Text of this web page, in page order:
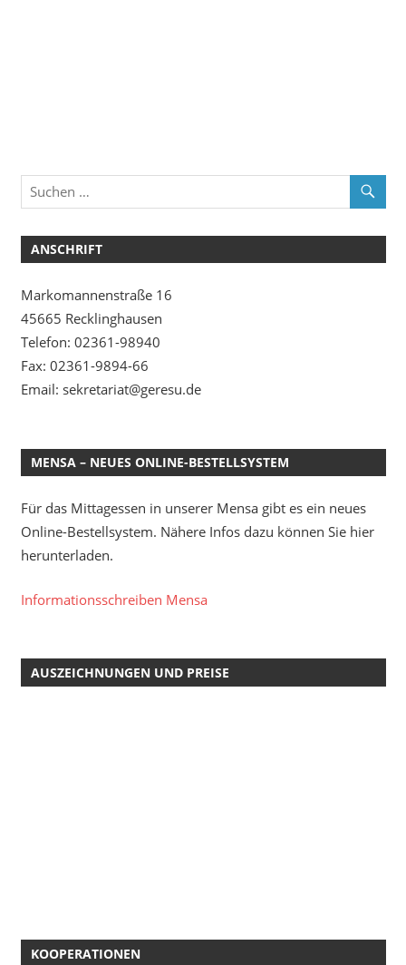
ANSCHRIFT
Markomannenstraße 16
45665 Recklinghausen
Telefon: 02361-98940
Fax: 02361-9894-66
Email: sekretariat@geresu.de
MENSA – NEUES ONLINE-BESTELLSYSTEM
Für das Mittagessen in unserer Mensa gibt es ein neues
Online-Bestellsystem. Nähere Infos dazu können Sie hier
herunterladen.
Informationsschreiben Mensa
AUSZEICHNUNGEN UND PREISE
KOOPERATIONEN